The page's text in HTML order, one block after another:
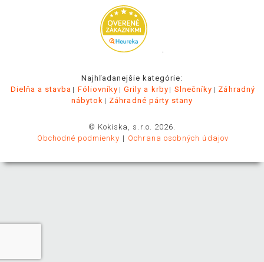
.
Najhľadanejšie kategórie:
Dielňa a stavba
Fóliovníky Grily a krby Slnečníky
Záhradný
nábytok
Záhradné párty stany
© Kokiska, s.r.o. 2026.
Obchodné podmienky
Ochrana osobných údajov